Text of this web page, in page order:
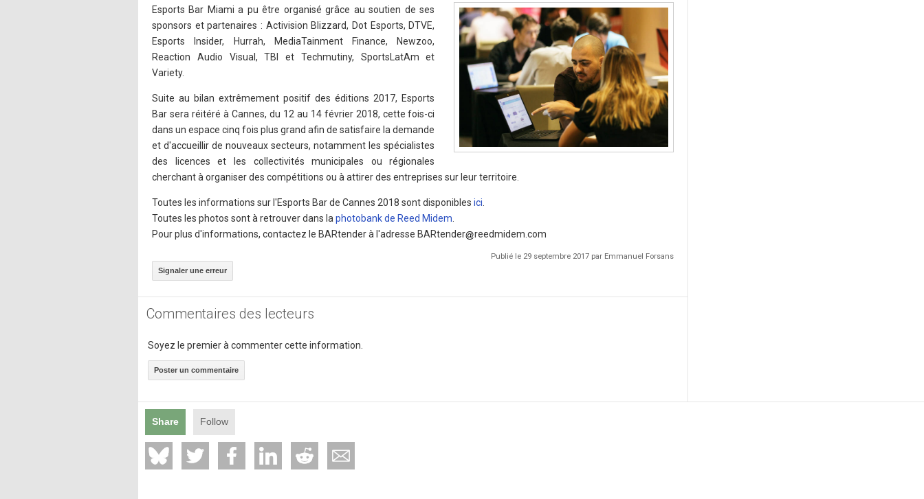
Esports Bar Miami a pu être organisé grâce au soutien de ses
sponsors et partenaires : Activision Blizzard, Dot Esports, DTVE,
Esports Insider, Hurrah, MediaTainment Finance, Newzoo,
Reaction Audio Visual, TBI et Techmutiny, SportsLatAm et
Variety.
Suite au bilan extrêmement positif des éditions 2017, Esports
Bar sera réitéré à Cannes, du 12 au 14 février 2018, cette fois-ci
dans un espace cinq fois plus grand afin de satisfaire la demande
et d'accueillir de nouveaux secteurs, notamment les spécialistes
des licences et les collectivités municipales ou régionales
cherchant à organiser des compétitions ou à attirer des entreprises sur leur territoire.
Toutes les informations sur l'Esports Bar de Cannes 2018 sont disponibles ici
Toutes les photos sont à retrouver dans la photobank de Reed Midem
Pour plus d'informations, contactez le BARtender à l'adresse BARtender
reedmidem.com
Publié le 29 septembre 2017 par Emmanuel Forsans
Signaler une erreur
Commentaires des lecteurs
Soyez le premier à commenter cette information.
Poster un commentaire
Share Follow